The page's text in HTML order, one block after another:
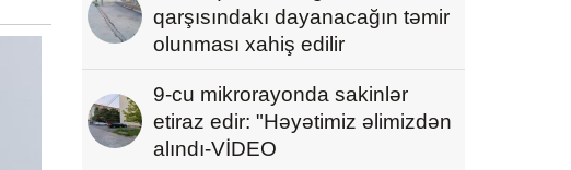
qarşısındakı dayanacağın təmir
olunması xahiş edilir
9-cu mikrorayonda sakinlər
etiraz edir: "Həyətimiz əlimizdən
alındı-VİDEO